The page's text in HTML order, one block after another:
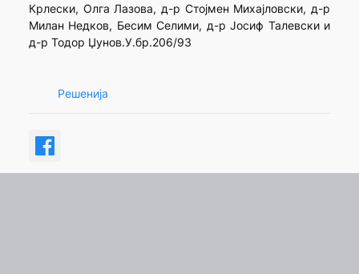
Крлески, Олга Лазова, д-р Стојмен Михајловски, д-р
Милан Недков, Бесим Селими, д-р Јосиф Талевски и
д-р Тодор Џунов.У.бр.206/93
Решенија